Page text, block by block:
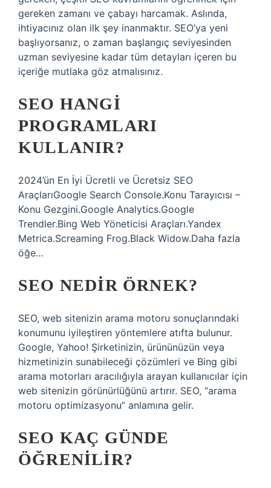
gereken zamanı ve çabayı harcamak. Aslında,
ihtiyacınız olan ilk şey inanmaktır. SEO’ya yeni
başlıyorsanız, o zaman başlangıç ​​seviyesinden
uzman seviyesine kadar tüm detayları içeren bu
içeriğe mutlaka göz atmalısınız.
SEO HANGI
PROGRAMLARI
KULLANIR?
2024’ün En İyi Ücretli ve Ücretsiz SEO
AraçlarıGoogle Search Console.Konu Tarayıcısı –
Konu Gezgini.Google Analytics.Google
Trendler.Bing Web Yöneticisi Araçları.Yandex
Metrica.Screaming Frog.Black Widow.Daha fazla
öğe…
SEO NEDIR ÖRNEK?
SEO, web sitenizin arama motoru sonuçlarındaki
konumunu iyileştiren yöntemlere atıfta bulunur.
Google, Yahoo! Şirketinizin, ürününüzün veya
hizmetinizin sunabileceği çözümleri ve Bing gibi
arama motorları aracılığıyla arayan kullanıcılar için
web sitenizin görünürlüğünü artırır. SEO, “arama
motoru optimizasyonu” anlamına gelir.
SEO KAÇ GÜNDE
ÖĞRENILIR?